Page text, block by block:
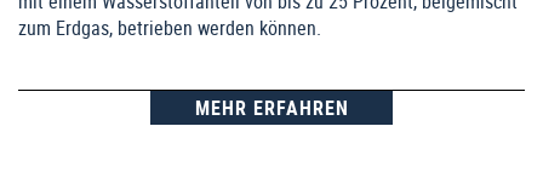
zum Erdgas, betrieben werden können.
MEHR ERFAHREN